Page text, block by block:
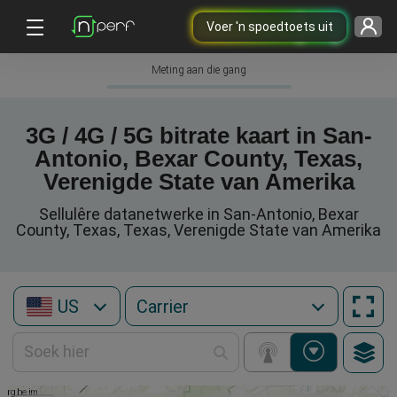
Voer 'n spoedtoets uit
Meting aan die gang
3G / 4G / 5G bitrate kaart in San-
Antonio, Bexar County, Texas,
Verenigde State van Amerika
Sellulêre datanetwerke in San-Antonio, Bexar
County, Texas, Texas, Verenigde State van Amerika
US